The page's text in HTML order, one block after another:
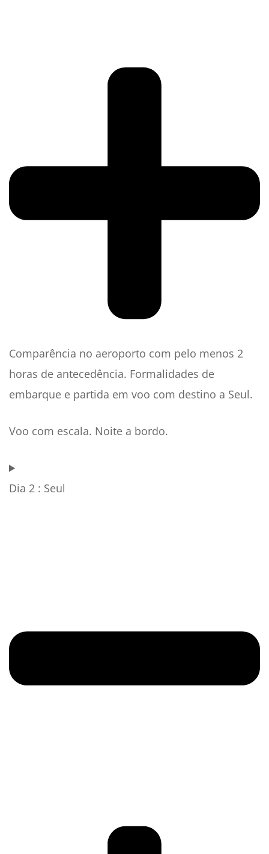
Comparência no aeroporto com pelo menos 2
horas de antecedência. Formalidades de
embarque e partida em voo com destino a Seul.
Voo com escala. Noite a bordo.
Dia 2 : Seul